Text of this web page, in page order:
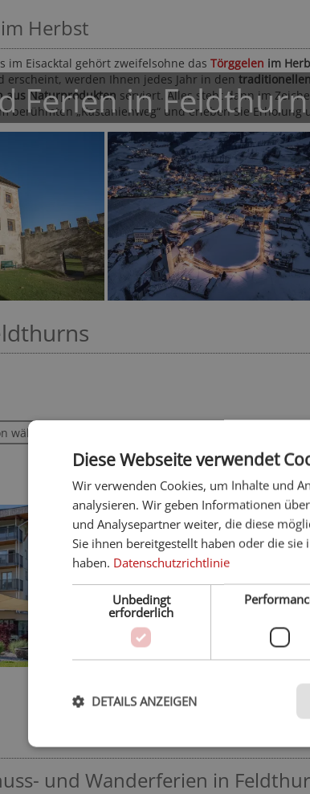
Ferien in
Herbst
im Eisacktal gehört zweifelsohne das Törggelen im
erscheint, werden Ihnen jedes Jahr in den
aus Naturprodukten serviert. Alles steht dann im
berühmten „Kastanienweg“ und erleben Sie Erholung
****
Eisacktal - Feldthurns
In Ihrem Urlaub im
Tanken Sie neue
Ruhe in sich selbst.
und Wanderferien in
Meran und Umgebung - Saltaus
ab84,- CHFab
89-mal gebucht ★★★★☆
Diese Webseite verwendet
Wir verwenden Cookies, um Inhalte und
analysieren. Wir geben Informationen
und Analysepartner weiter, die diese
Sie ihnen bereitgestellt haben oder die
haben. Datenschutzrichtlinie
Unbedingt
erforderlich
DETAILS ANZEIGEN